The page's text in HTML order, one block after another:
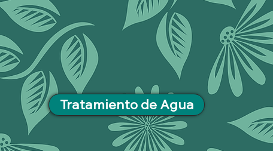
Tratamiento de Agua